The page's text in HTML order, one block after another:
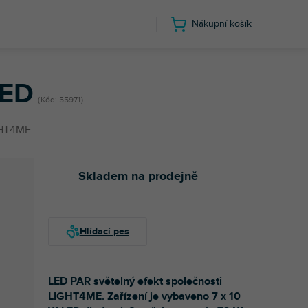
Nákupní košík
Kód: 55971
Skladem na prodejně
LED PAR světelný efekt společnosti
LIGHT4ME. Zařízení je vybaveno 7 x 10